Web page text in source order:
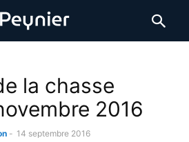
la chasse
2016
- 14 septembre 2016